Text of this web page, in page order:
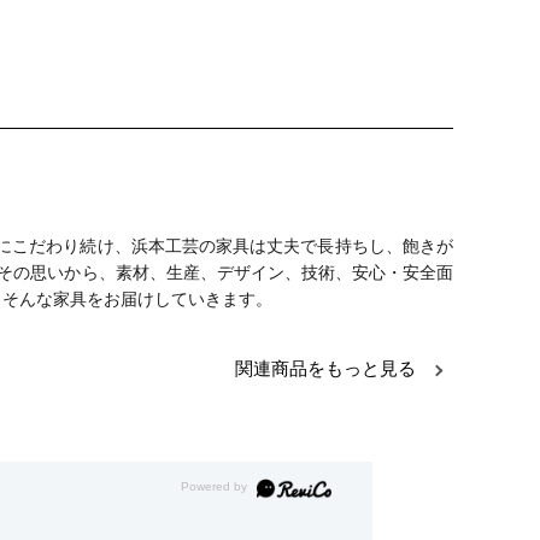
だわり続け、浜本工芸の家具は丈夫で長持ちし、飽きが
思いから、素材、生産、デザイン、技術、安心・安全面
んな家具をお届けしていきます。
関連商品をもっと見る